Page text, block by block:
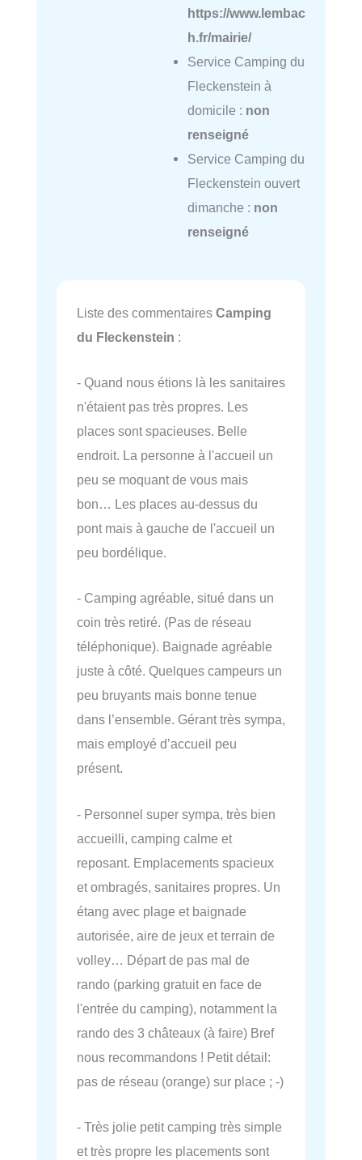
https://www.lembac
h.fr/mairie/
Service Camping du
Fleckenstein à
domicile : non
renseigné
Service Camping du
Fleckenstein ouvert
dimanche : non
renseigné
Liste des commentaires Camping
du Fleckenstein :
- Quand nous étions là les sanitaires
n'étaient pas très propres. Les
places sont spacieuses. Belle
endroit. La personne à l'accueil un
peu se moquant de vous mais
bon… Les places au-dessus du
pont mais à gauche de l'accueil un
peu bordélique.
- Camping agréable, situé dans un
coin très retiré. (Pas de réseau
téléphonique). Baignade agréable
juste à côté. Quelques campeurs un
peu bruyants mais bonne tenue
dans l’ensemble. Gérant très sympa,
mais employé d’accueil peu
présent.
- Personnel super sympa, très bien
accueilli, camping calme et
reposant. Emplacements spacieux
et ombragés, sanitaires propres. Un
étang avec plage et baignade
autorisée, aire de jeux et terrain de
volley… Départ de pas mal de
rando (parking gratuit en face de
l'entrée du camping), notamment la
rando des 3 châteaux (à faire) Bref
nous recommandons ! Petit détail:
pas de réseau (orange) sur place ; -)
- Très jolie petit camping très simple
et très propre les placements sont